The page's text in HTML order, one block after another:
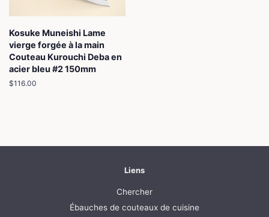
Kosuke Muneishi Lame
vierge forgée à la main
Couteau Kurouchi Deba en
acier bleu #2 150mm
Prix
$116.00
Liens
Chercher
Ébauches de couteaux de cuisine